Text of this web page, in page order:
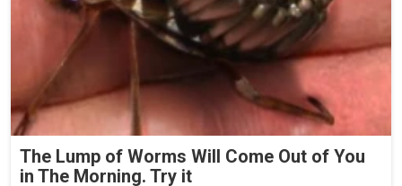
The Lump of Worms Will Come Out of You
in The Morning. Try it